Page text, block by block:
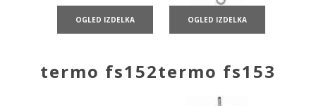
OGLED IZDELKA OGLED IZDELKA
termo fs152termo fs153